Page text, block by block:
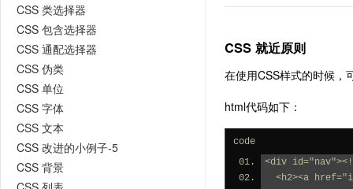
CSS 类选择器
CSS 包含选择器
CSS 通配选择器
CSS 伪类
CSS 单位
CSS 字体
CSS 文本
CSS 改进的小例子-5
CSS 背景
CSS 就近原则
在使用CSS样式的时候，
html代码如下：
code
<div
<h2><a